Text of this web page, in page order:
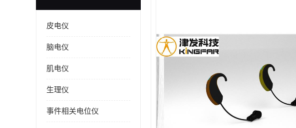
皮电仪
脑电仪
肌电仪
生理仪
事件相关电位仪